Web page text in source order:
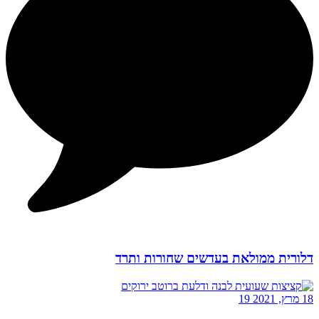
דלורית ממולאת בעדשים שחורות ותרד
18 מרץ, 2021 19